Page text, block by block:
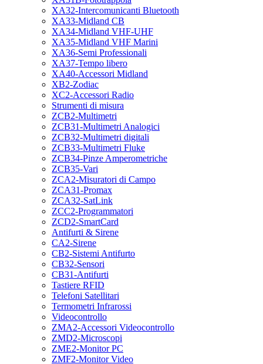
XA32-Intercomunicanti Bluetooth
XA33-Midland CB
XA34-Midland VHF-UHF
XA35-Midland VHF Marini
XA36-Semi Professionali
XA37-Tempo libero
XA40-Accessori Midland
XB2-Zodiac
XC2-Accessori Radio
Strumenti di misura
ZCB2-Multimetri
ZCB31-Multimetri Analogici
ZCB32-Multimetri digitali
ZCB33-Multimetri Fluke
ZCB34-Pinze Amperometriche
ZCB35-Vari
ZCA2-Misuratori di Campo
ZCA31-Promax
ZCA32-SatLink
ZCC2-Programmatori
ZCD2-SmartCard
Antifurti & Sirene
CA2-Sirene
CB2-Sistemi Antifurto
CB32-Sensori
CB31-Antifurti
Tastiere RFID
Telefoni Satellitari
Termometri Infrarossi
Videocontrollo
ZMA2-Accessori Videocontrollo
ZMD2-Microscopi
ZME2-Monitor PC
ZMF2-Monitor Video